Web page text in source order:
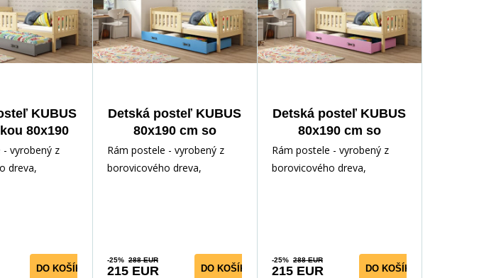
KUBUS
80x190
Grafit
- vyrobený z
dreva,
DO KOŠÍKA
Detská posteľ KUBUS
80x190 cm so
zásuvkou, s
matracom,
Rám postele - vyrobený z
borovicového dreva,
-25% 288 EUR
215 EUR DO KOŠÍKA
Detská posteľ KUBUS
80x190 cm so
zásuvkou, s
matracom,
Rám postele - vyrobený z
borovicového dreva,
-25% 288 EUR
215 EUR DO KOŠÍKA